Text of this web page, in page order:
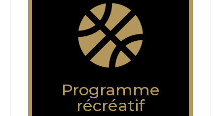
Programme
récréatif